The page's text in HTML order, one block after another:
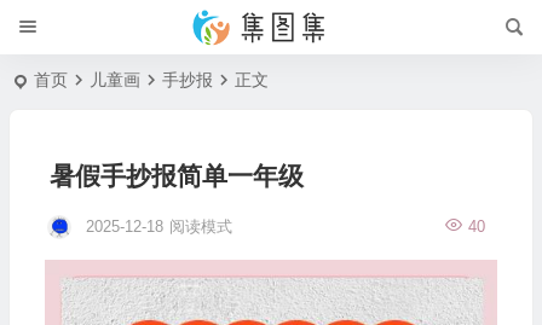
首页 儿童画 手抄报 正文
暑假手抄报简单一年级
2025-12-18 40
阅读模式